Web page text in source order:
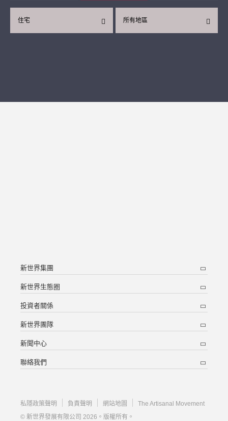
所有地區
住宅
新世界集團
新世界生態圈
投資者關係
新世界團隊
新聞中心
聯絡我們
私隱政策聲明 負責聲明 網站地圖
The Artisanal Movement
© 新世界發展有限公司 2026。版權所有。